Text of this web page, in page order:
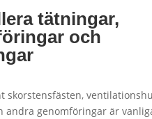
tätningar,
och
skorstensfästen,
andra genomföringar är